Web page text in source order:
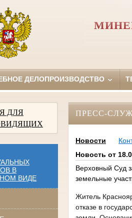
ДЕЛОПРОИЗВОДСТВО
ДЛЯ
В
ВИДЕ
ПРЕСС-
Новости
Новость от
Верховный Суд
земельные
Житель
отказе в